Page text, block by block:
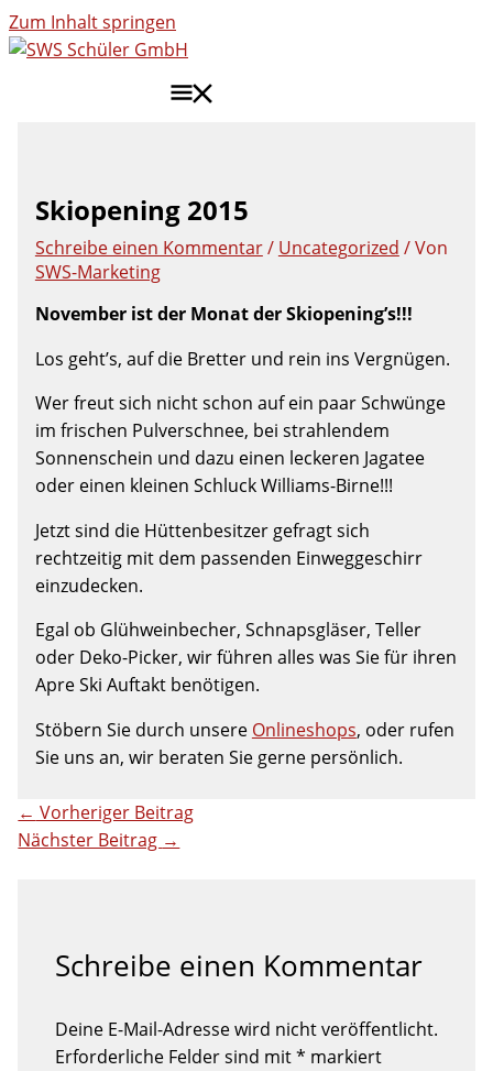
Zum Inhalt springen
Skiopening 2015
Schreibe einen Kommentar/ Uncategorized / Von
SWS-Marketing
November ist der Monat der Skiopening’s!!!
Los geht’s, auf die Bretter und rein ins Vergnügen.
Wer freut sich nicht schon auf ein paar Schwünge
im frischen Pulverschnee, bei strahlendem
Sonnenschein und dazu einen leckeren Jagatee
oder einen kleinen Schluck Williams-Birne!!!
Jetzt sind die Hüttenbesitzer gefragt sich
rechtzeitig mit dem passenden Einweggeschirr
einzudecken.
Egal ob Glühweinbecher, Schnapsgläser, Teller
oder Deko-Picker, wir führen alles was Sie für ihren
Apre Ski Auftakt benötigen.
Stöbern Sie durch unsere Onlineshops, oder rufen
Sie uns an, wir beraten Sie gerne persönlich.
← Vorheriger Beitrag
Nächster Beitrag →
Schreibe einen Kommentar
Deine E-Mail-Adresse wird nicht veröffentlicht.
Erforderliche Felder sind mit* markiert